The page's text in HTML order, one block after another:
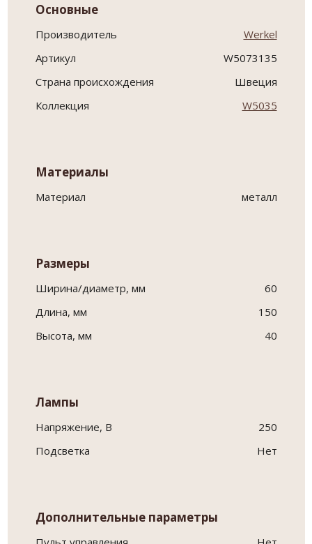
Основные
Производитель
Werkel
Артикул
W5073135
Страна происхождения
Швеция
Коллекция
W5035
Материалы
Материал металл
Размеры
Ширина/диаметр, мм
60
Длина, мм
150
Высота, мм
40
Лампы
Напряжение, В
250
Подсветка
Нет
Дополнительные параметры